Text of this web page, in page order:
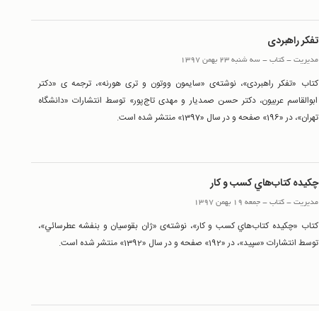
تفکر راهبردی
مدیریت-کتاب- سه شنبه 23 بهمن 1397
کتاب «تفکر راهبردی»، نوشته‌ی «سایمون ووتون و تری هورنه»، ترجمه ی «دکتر
ابوالقاسم عربیون، دکتر حسن صمدیار و مهدی تاج‌پور» توسط انتشارات «دانشگاه
تهران»، در «196» صفحه و در سال «1397» منتشر شده است.
چكيده كتاب‌هاي كسب و كار
مدیریت-کتاب-جمعه 19 بهمن 1397
کتاب «چكيده كتاب‌هاي كسب و كار»، نوشته‌ی «ژان بقوسيان و بنفشه عطرسائي»،
توسط انتشارات «سپید»، در «192» صفحه و در سال «1392» منتشر شده است.